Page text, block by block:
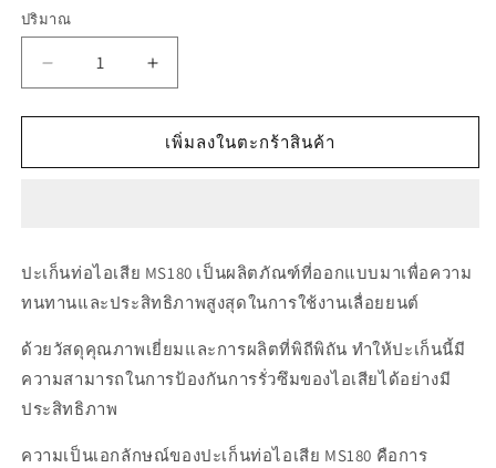
ปริมาณ
01288
นท่อ
ไอ
MS180
สำหรับ
01288
ไอ
MS180
เพิ่มลงในตะกร้าสินค้า
ปะเก็นท่อไอเสีย MS180 เป็นผลิตภัณฑ์ที่ออกแบบมาเพื่อความ
ทนทานและประสิทธิภาพสูงสุดในการใช้งานเลื่อยยนต์
ด้วยวัสดุคุณภาพเยี่ยมและการผลิตที่พิถีพิถัน ทำให้ปะเก็นนี้มี
ความสามารถในการป้องกันการรั่วซึมของไอเสียได้อย่างมี
ประสิทธิภาพ
ความเป็นเอกลักษณ์ของปะเก็นท่อไอเสีย MS180 คือการ